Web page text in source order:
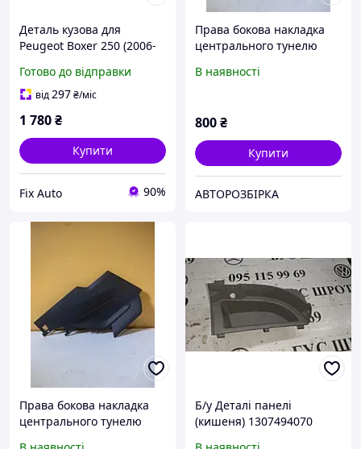
Деталь кузова для
Peugeot Boxer 250 (2006-
Матеріал Оцинкована
сталь 1.2 mm
Готово до відправки
від297₴/міс
1 780₴
Купити
Fix Auto 90%
Права бокова накладка
центрального тунелю
В наявності
800₴
Купити
АВТОРОЗБІРКА
Права бокова накладка
центрального тунелю
Б/у Деталі панелі
(кишеня) 1307494070